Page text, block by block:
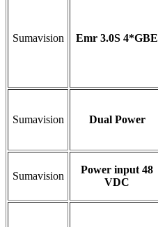
Sumavision Emr 3.0S 4*GBE
Sumavision Dual Power
Sumavision
Power input 48
VDC